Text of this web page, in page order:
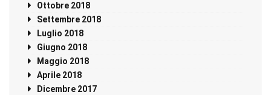
Ottobre 2018
Settembre 2018
Luglio 2018
Giugno 2018
Maggio 2018
Aprile 2018
Dicembre 2017